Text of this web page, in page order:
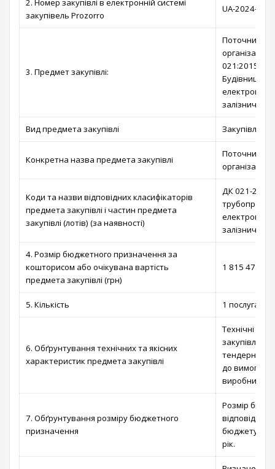
2. Номер закупівлі в електронній системі
закупівель Prozorro
UA-2024-05-
3. Предмет закупівлі:
Поточний
організації
021:2015:
Будівництво
залізничних
Вид предмета закупівлі Закупівля
Конкретна назва предмета закупівлі
Поточний
організації
Коди та назви відповідних класифікаторів
предмета закупівлі і частин предмета
закупівлі (лотів) (за наявності)
ДК 021-2015
залізничних
4. Розмір бюджетного призначення за
кошторисом або очікувана вартість
предмета закупівлі (грн)
1 815 475,00
5. Кількість 1 послуга
6. Обґрунтування технічних та якісних
характеристик предмета закупівлі
Технічні та
закупівлі
тендерної
до вимог і
виробничих
7. Обґрунтування розміру бюджетного
призначення
Розмір
відповідно
бюджету
рік.